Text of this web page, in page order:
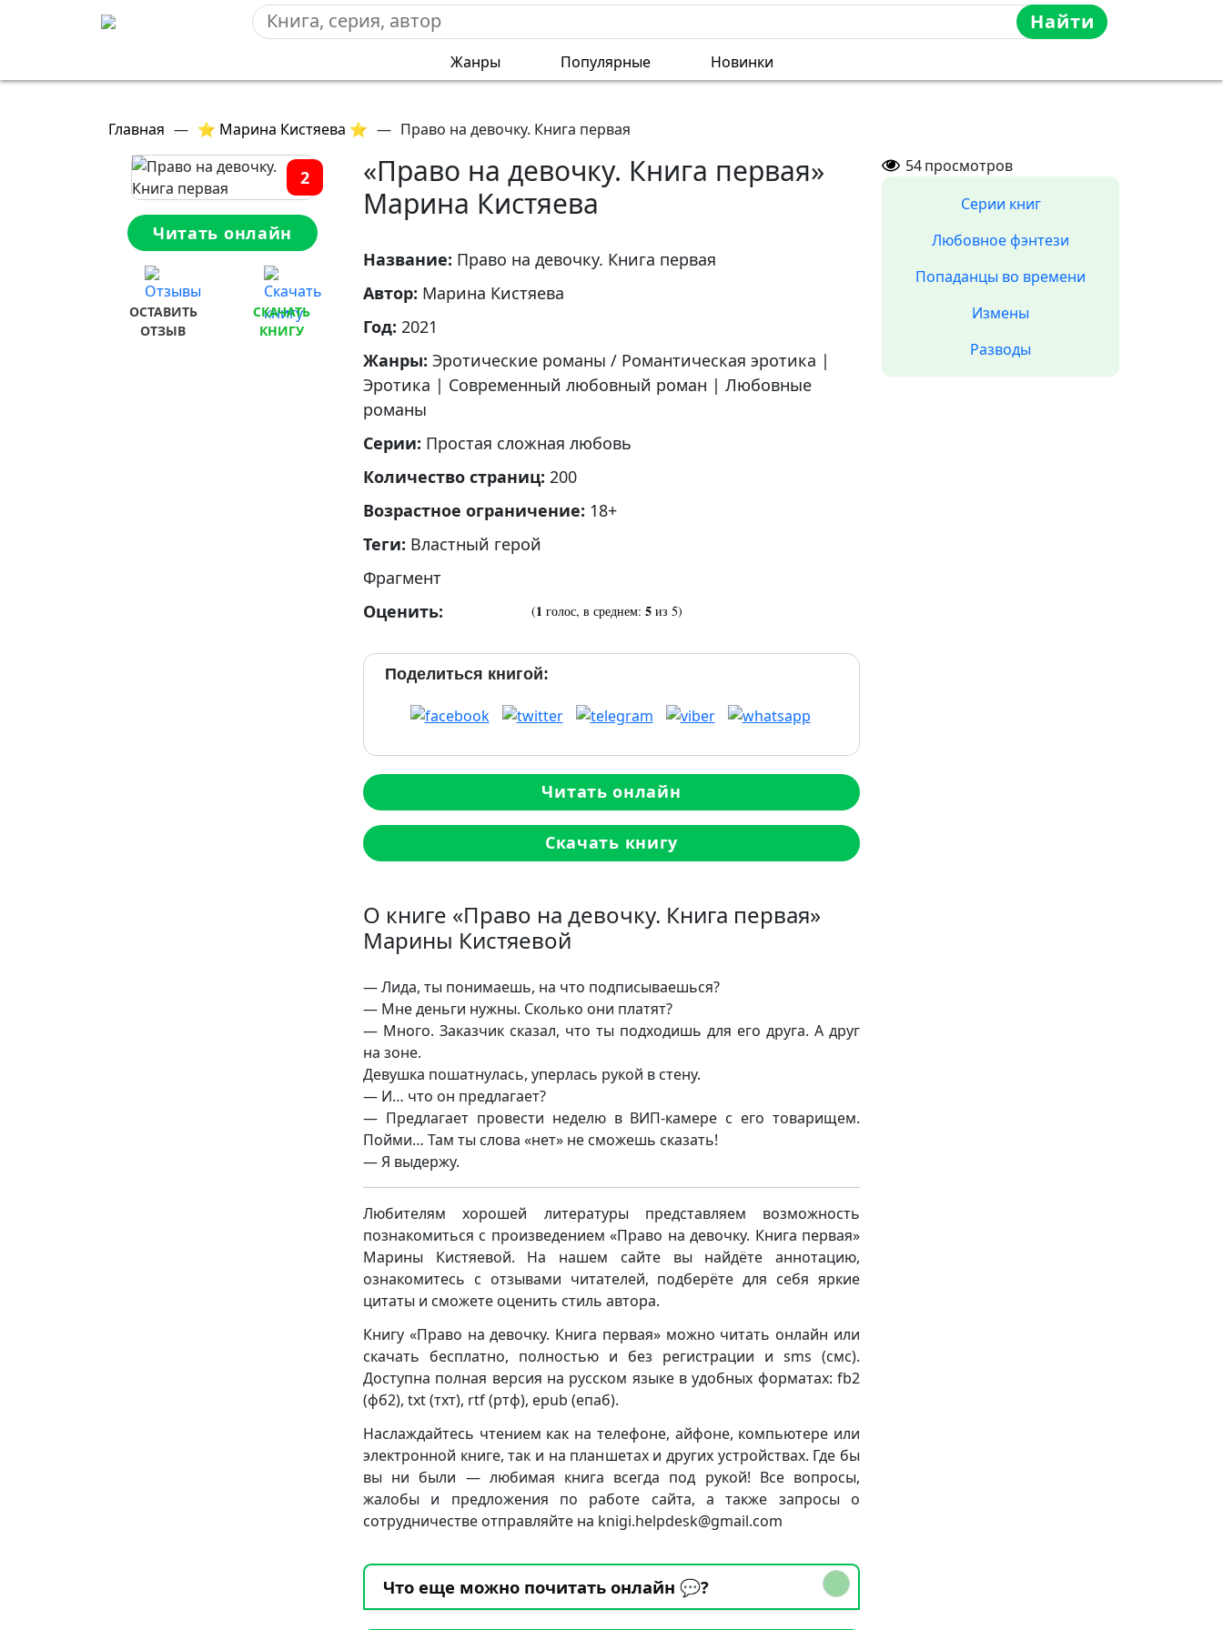
Найти
Жанры Популярные Новинки
Главная — ⭐ Марина Кистяева ⭐ — Право на девочку. Книга первая
2
Читать онлайн
ОСТАВИТЬ
ОТЗЫВ
СКАЧАТЬ
КНИГУ
«Право на девочку. Книга первая»
Марина Кистяева
Название: Право на девочку. Книга первая
Автор: Марина Кистяева
Год: 2021
Жанры: Эротические романы / Романтическая эротика |
Эротика | Современный любовный роман | Любовные
романы
Серии: Простая сложная любовь
Количество страниц: 200
Возрастное ограничение: 18+
Теги: Властный герой
Фрагмент
Оценить:
(1 голос, в среднем: 5 из 5)
Поделиться книгой:
Читать онлайн
Скачать книгу
О книге «Право на девочку. Книга первая»
Марины Кистяевой
— Лида, ты понимаешь, на что подписываешься?
— Мне деньги нужны. Сколько они платят?
— Много. Заказчик сказал, что ты подходишь для его друга. А друг
на зоне.
Девушка пошатнулась, уперлась рукой в стену.
— И… что он предлагает?
— Предлагает провести неделю в ВИП-камере с его товарищем.
Пойми… Там ты слова «нет» не сможешь сказать!
— Я выдержу.
Любителям хорошей литературы представляем возможность
познакомиться с произведением «Право на девочку. Книга первая»
Марины Кистяевой. На нашем сайте вы найдёте аннотацию,
ознакомитесь с отзывами читателей, подберёте для себя яркие
цитаты и сможете оценить стиль автора.
Книгу «Право на девочку. Книга первая» можно читать онлайн или
скачать бесплатно, полностью и без регистрации и sms (смс).
Доступна полная версия на русском языке в удобных форматах: fb2
(фб2), txt (тхт), rtf (ртф), epub (епаб).
Наслаждайтесь чтением как на телефоне, айфоне, компьютере или
электронной книге, так и на планшетах и других устройствах. Где бы
вы ни были — любимая книга всегда под рукой! Все вопросы,
жалобы и предложения по работе сайта, а также запросы о
сотрудничестве отправляйте на knigi.helpdesk@gmail.com
Что еще можно почитать онлайн 💬?
54просмотров
Серии книг
Любовное фэнтези
Попаданцы во времени
Измены
Разводы